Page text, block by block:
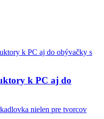
k PC aj do